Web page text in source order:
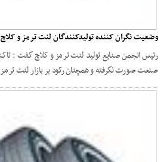
وضعیت نگران کننده تولیدکنندگان لنت ترمز و
رئیس انجمن صنایع تولید لنت ترمز و کلاچ گفت :
صنعت صورت نگرفته و همچنان رکود بر بازار لنت